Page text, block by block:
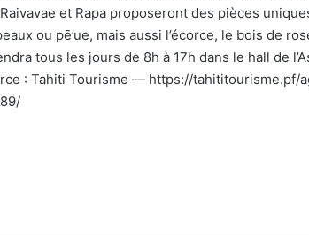
et Rapa proposeront des pièces
ou pē’ue, mais aussi l’écorce, le bois de
tous les jours de 8h à 17h dans le hall de
: Tahiti Tourisme — https://